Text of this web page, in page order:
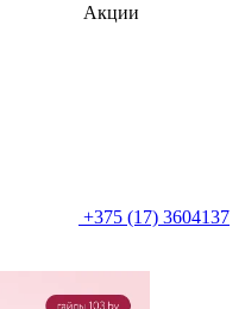
Акции
+375 (17) 3604137